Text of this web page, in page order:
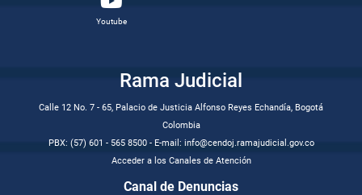
Youtube
Rama Judicial
Calle 12 No. 7 - 65, Palacio de Justicia Alfonso Reyes Echandía, Bogotá
Colombia
PBX: (57) 601 - 565 8500 - E-mail: info@cendoj.ramajudicial.gov.co
Acceder a los Canales de Atención
Canal de Denuncias